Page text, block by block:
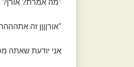
"מה אמרת? אורן?
"אורןןןן זה
אני יודעת שאתה